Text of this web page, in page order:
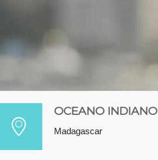
OCEANO INDIANO
Madagascar